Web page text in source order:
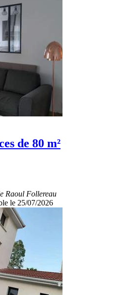
de 80 m²
Raoul Follereau
le 25/07/2026